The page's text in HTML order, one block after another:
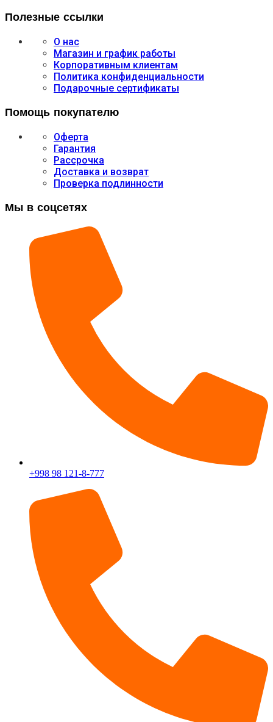
Полезные ссылки
О нас
Магазин и график работы
Корпоративным клиентам
Политика конфиденциальности
Подарочные сертификаты
Помощь покупателю
Оферта
Гарантия
Рассрочка
Доставка и возврат
Проверка подлинности
Мы в соцсетях
+998 98 121-8-777